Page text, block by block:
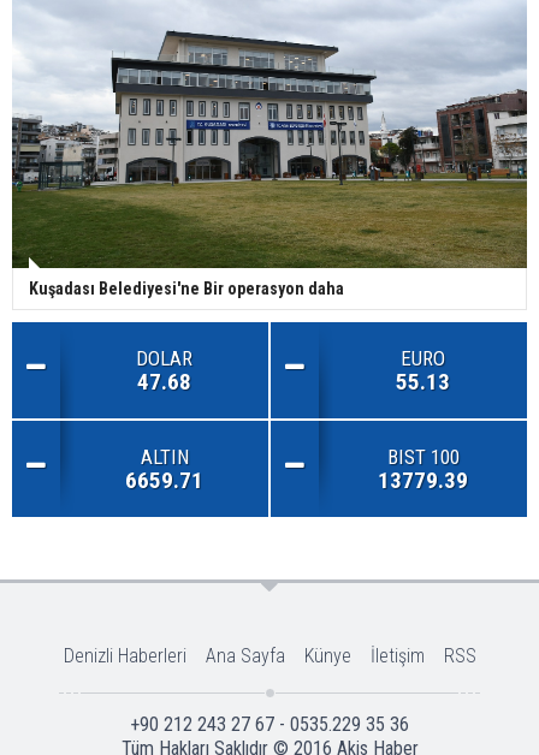
Kuşadası Belediyesi'ne Bir operasyon daha
DOLAR
47.68
EURO
55.13
ALTIN
6659.71
BIST 100
13779.39
Denizli Haberleri Ana Sayfa Künye İletişim RSS
+90 212 243 27 67 - 0535.229 35 36
Tüm Hakları Saklıdır © 2016 Akis Haber